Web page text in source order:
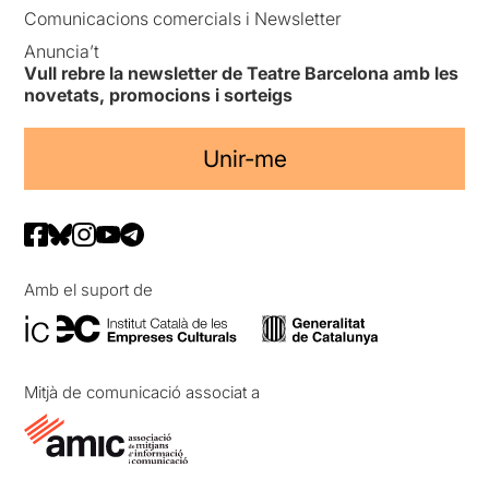
Comunicacions comercials i Newsletter
Anuncia’t
Vull rebre la newsletter de Teatre Barcelona amb les
novetats, promocions i sorteigs
Unir-me
Amb el suport de
Mitjà de comunicació associat a